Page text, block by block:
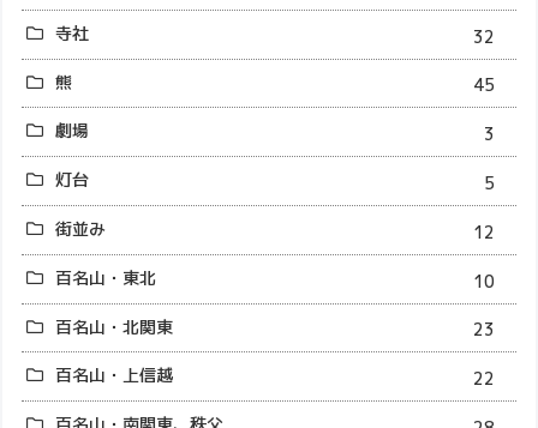
寺社
32
熊
45
劇場
3
灯台
5
街並み
12
百名山・東北
10
百名山・北関東
23
百名山・上信越
22